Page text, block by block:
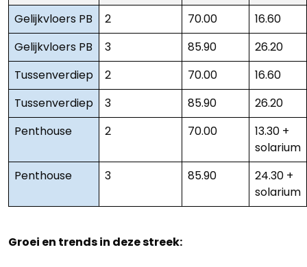
Gelijkvloers PB 2 70.00
16.60
Gelijkvloers PB
3 85.90
26.20
Tussenverdiep
2 70.00
16.60
Tussenverdiep
3 85.90
26.20
Penthouse
2 70.00
13.30 +
solarium
Penthouse
3 85.90
24.30 +
solarium
Groei en trends in deze streek: